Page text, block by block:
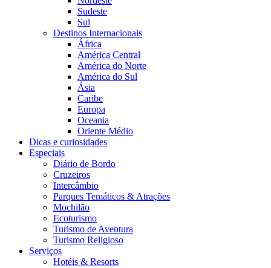
Sudeste
Sul
Destinos Internacionais
África
América Central
América do Norte
América do Sul
Ásia
Caribe
Europa
Oceania
Oriente Médio
Dicas e curiosidades
Especiais
Diário de Bordo
Cruzeiros
Intercâmbio
Parques Temáticos & Atrações
Mochilão
Ecoturismo
Turismo de Aventura
Turismo Religioso
Serviços
Hotéis & Resorts